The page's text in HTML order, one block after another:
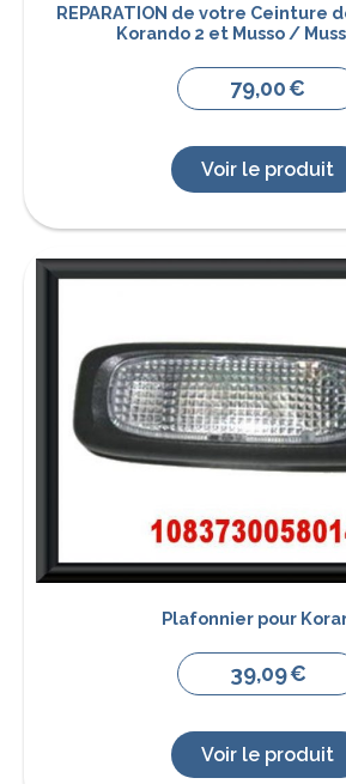
REPARATION de votre Ceinture
Korando 2 et Musso /
79,00€
Voir le produit
Plafonnier pour
39,09€
Voir le produit